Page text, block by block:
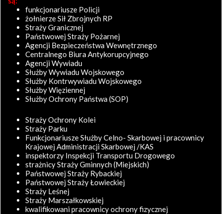
funkcjonariusze Policji
żołnierze Sił Zbrojnych RP
Straży Granicznej
Państwowej Straży Pożarnej
Agencji Bezpieczeństwa Wewnętrznego
Centralnego Biura Antykorupcyjnego
Agencji Wywiadu
Służby Wywiadu Wojskowego
Służby Kontrwywiadu Wojskowego
Służby Więziennej
Służby Ochrony Państwa (SOP)
Straży Ochrony Kolei
Straży Parku
Funkcjonariusze Służby Celno- Skarbowej i pracownicy
Krajowej Administracji Skarbowej /KAS
inspektorzy Inspekcji Transportu Drogowego
strażnicy Straży Gminnych (Miejskich)
Państwowej Straży Rybackiej
Państwowej Straży Łowieckiej
Straży Leśnej
Straży Marszałkowskiej
kwalifikowani pracownicy ochrony fizycznej